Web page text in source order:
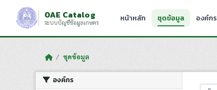
Skip to main content
OAE Catalog
ระบบบัญชีข้อมูลเกษตร หน้าหลัก ชุดข้อมูล องค์กร
ชุดข้อมูล
องค์กร